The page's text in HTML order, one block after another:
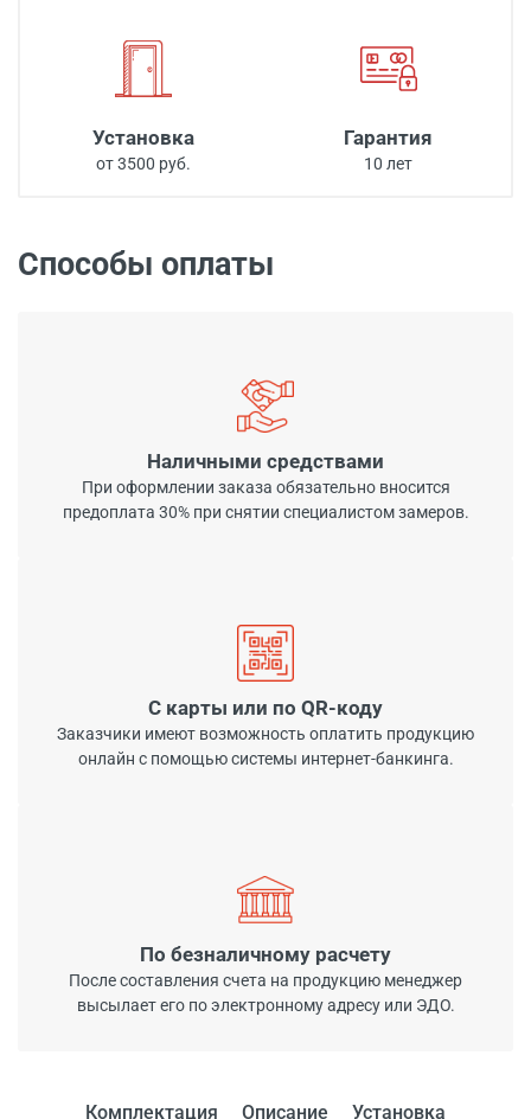
Установка
от 3500 руб.
Гарантия
10 лет
Способы оплаты
Наличными средствами
При оформлении заказа обязательно вносится
предоплата 30% при снятии специалистом замеров.
С карты или по QR-коду
Заказчики имеют возможность оплатить продукцию
онлайн с помощью системы интернет-банкинга.
По безналичному расчету
После составления счета на продукцию менеджер
высылает его по электронному адресу или ЭДО.
Комплектация Описание Установка